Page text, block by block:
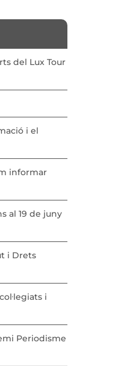
del Lux Tour
i el
informar
al 19 de juny
i Drets
i
Periodisme